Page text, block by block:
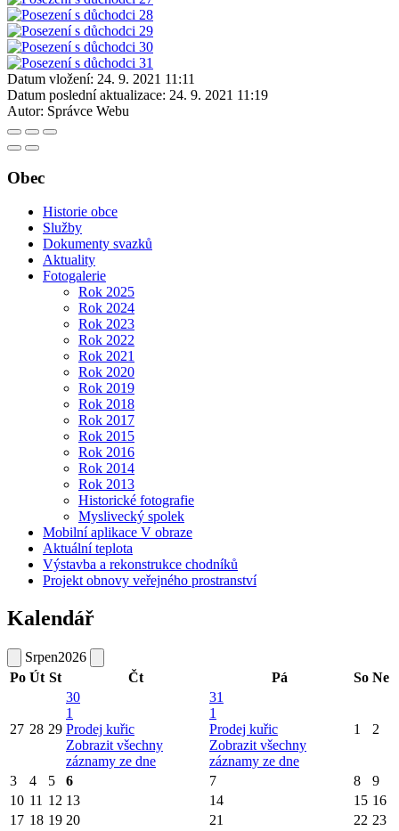
Datum vložení: 24. 9. 2021 11:11
Datum poslední aktualizace: 24. 9. 2021 11:19
Autor: Správce Webu
Obec
Historie obce
Služby
Dokumenty svazků
Aktuality
Fotogalerie
Rok 2025
Rok 2024
Rok 2023
Rok 2022
Rok 2021
Rok 2020
Rok 2019
Rok 2018
Rok 2017
Rok 2015
Rok 2016
Rok 2014
Rok 2013
Historické fotografie
Myslivecký spolek
Mobilní aplikace V obraze
Aktuální teplota
Výstavba a rekonstrukce chodníků
Projekt obnovy veřejného prostranství
Kalendář
Srpen2026
Po Út St Čt Pá So Ne
27 28 29
30
1
Prodej kuřic
Zobrazit všechny
záznamy ze dne
31
1
Prodej kuřic
Zobrazit všechny
záznamy ze dne
1 2
3 4 5 6 7 8
9
10 11 12 13 14 15 16
17 18 19 20 21 22 23